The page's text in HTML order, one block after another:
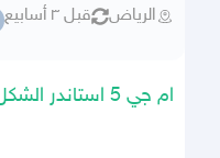
الرياض قبل ٣ أسابيع
ام جي 5 استاندر الشكل الجديد 2025